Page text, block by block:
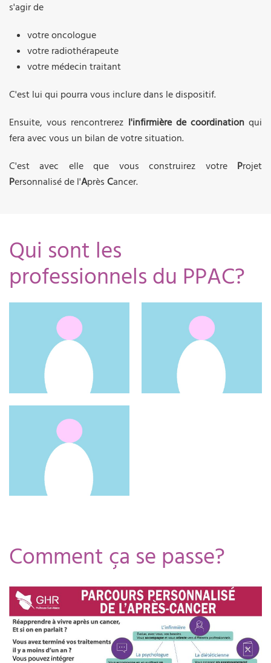
s'agir de
votre oncologue
votre radiothérapeute
votre médecin traitant
C'est lui qui pourra vous inclure dans le dispositif.
Ensuite, vous rencontrerez l'infirmière de coordinationqui
fera avec vous un bilan de votre situation.
C'est avec elle que vous construirez votre Projet
Personnalisé de l'Après Cancer.
Qui sont les
professionnels du PPAC?
06.23.30.46.79 06.23.30.46.74
Comment ça se passe?